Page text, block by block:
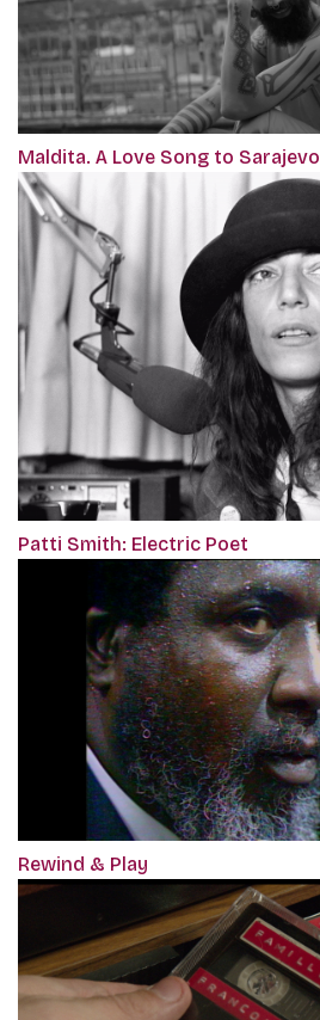
Maldita. A Love Song to Sarajevo
Patti Smith: Electric Poet
Rewind & Play